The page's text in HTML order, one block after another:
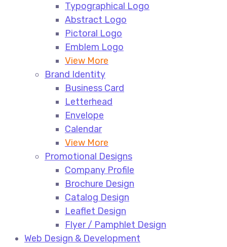
Typographical Logo
Abstract Logo
Pictoral Logo
Emblem Logo
View More
Brand Identity
Business Card
Letterhead
Envelope
Calendar
View More
Promotional Designs
Company Profile
Brochure Design
Catalog Design
Leaflet Design
Flyer / Pamphlet Design
Web Design & Development